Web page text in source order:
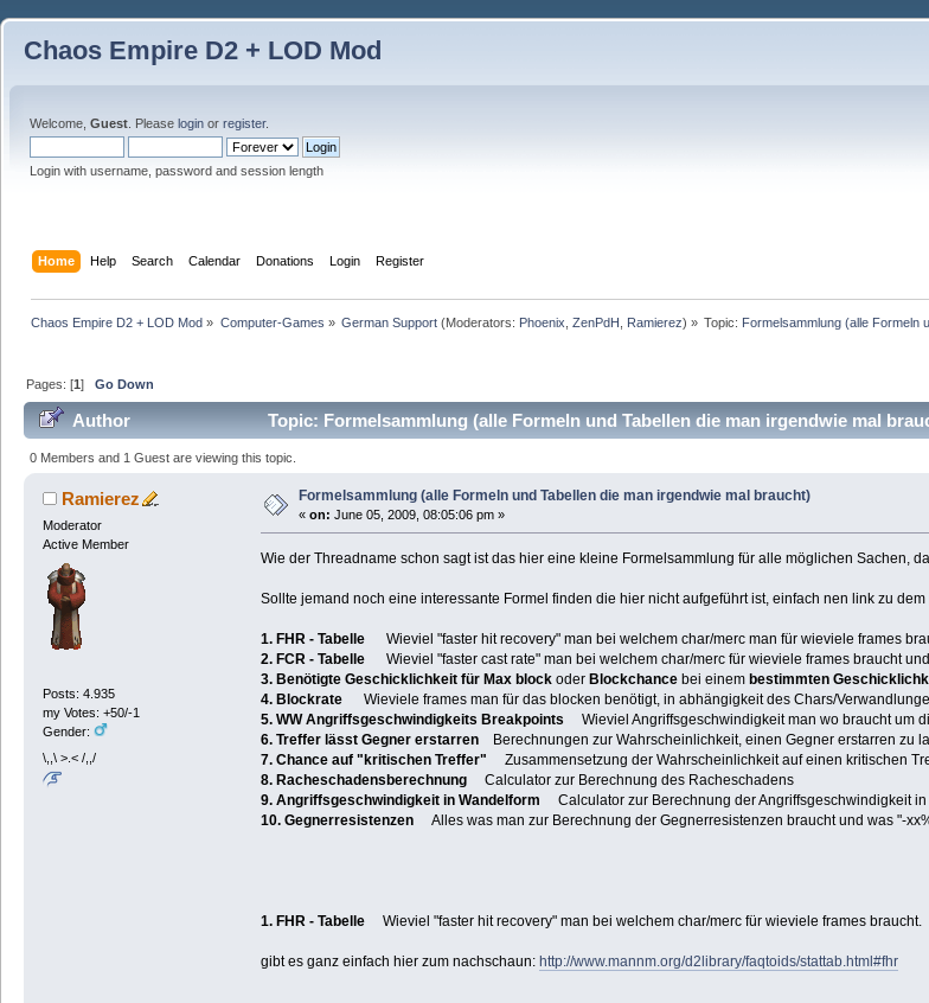
Chaos Empire D2 + LOD Mod
Welcome, Guest . Please login or register.
Login with username, password and session length
Home Help Search Calendar Donations Login Register
Chaos Empire D2 + LOD Mod » Computer-Games » German Support(Moderators: Phoenix ZenPdH Ramierez) » Topic: Formelsammlung (alle Formeln
Pages: [1]Go Down
Author Topic: Formelsammlung (alle Formeln und Tabellen die man irgendwie mal
0 Members and 1 Guest are viewing this topic.
Ramierez
Moderator
Active Member
Posts: 4.935
my Votes: +50/-1
Gender:
\,,\ >.< /,,/
Formelsammlung (alle Formeln und Tabellen die man irgendwie mal braucht)
« on: June 05, 2009, 08:05:06 pm »
Wie der Threadname schon sagt ist das hier eine kleine Formelsammlung für alle möglichen Sachen,
Sollte jemand noch eine interessante Formel finden die hier nicht aufgeführt ist, einfach nen link zu
1. FHR - Tabelle
Wieviel "faster hit recovery" man bei welchem char/merc man für wieviele frames
2. FCR - Tabelle
Wieviel "faster cast rate" man bei welchem char/merc für wieviele frames braucht
3. Benötigte Geschicklichkeit für Max blockoder Blockchancebei einem bestimmten
4. Blockrate
Wieviele frames man für das blocken benötigt, in abhängigkeit des Chars/
5. WW Angriffsgeschwindigkeits Breakpoints Wieviel Angriffsgeschwindigkeit man wo braucht um
6. Treffer lässt Gegner erstarrenBerechnungen zur Wahrscheinlichkeit, einen Gegner erstarren zu
7. Chance auf "kritischen Treffer" Zusammensetzung der Wahrscheinlichkeit auf einen kritischen
8. RacheschadensberechnungCalculator zur Berechnung des Racheschadens
9. Angriffsgeschwindigkeit in Wandelform Calculator zur Berechnung der Angriffsgeschwindigkeit
10. GegnerresistenzenAlles was man zur Berechnung der Gegnerresistenzen braucht und was "-
1. FHR - TabelleWieviel "faster hit recovery" man bei welchem char/merc für wieviele frames braucht.
gibt es ganz einfach hier zum nachschaun: http://www.mannm.org/d2library/faqtoids/stattab.html#fhr